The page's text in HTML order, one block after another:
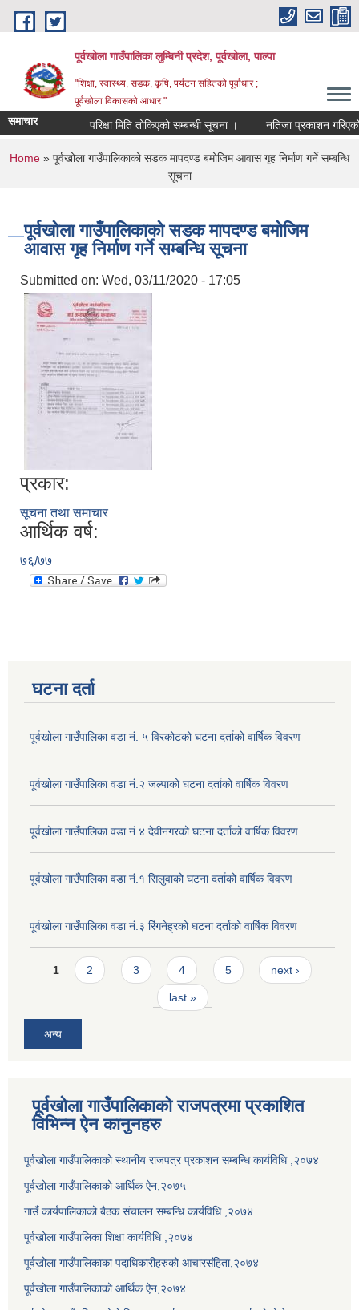
Skip to main content
पूर्वखोला गाउँपालिका लुम्बिनी प्रदेश, पूर्वखोला, पाल्पा
"शिक्षा, स्वास्थ्य, सडक, कृषि, पर्यटन सहितको पूर्वाधार ;
पूर्वखोला विकासको आधार "
समाचार परिक्षा मिति तोकिएको सम्बन्धी सूचना । नतिजा प्रकाशन गरिएको
You are here
Home » पूर्वखोला गाउँपालिकाको सडक मापदण्ड बमोजिम आवास गृह निर्माण गर्ने सम्बन्धि
सूचना
पूर्वखोला गाउँपालिकाको सडक मापदण्ड बमोजिम
आवास गृह निर्माण गर्ने सम्बन्धि सूचना
Submitted on: Wed, 03/11/2020 - 17:05
प्रकार:
सूचना तथा समाचार
आर्थिक वर्ष:
७६/७७
घटना दर्ता
पूर्वखोला गाउँपालिका वडा नं. ५ विरकोटको घटना दर्ताको वार्षिक विवरण
पूर्वखोला गाउँपालिका वडा नं.२ जल्पाको घटना दर्ताको वार्षिक विवरण
पूर्वखोला गाउँपालिका वडा नं.४ देवीनगरको घटना दर्ताको वार्षिक विवरण
पूर्वखोला गाउँपालिका वडा नं.१ सिलुवाको घटना दर्ताको वार्षिक विवरण
पूर्वखोला गाउँपालिका वडा नं.३ रिंगनेह्रको घटना दर्ताको वार्षिक विवरण
Pages
1 2 3 4 5 next ›
last »
अन्य
पूर्वखोला गाउँपालिकाको राजपत्रमा प्रकाशित
विभिन्न ऐन कानुनहरु
पूर्वखोला गाउँपालिकाको स्थानीय राजपत्र प्रकाशन सम्बन्धि कार्यविधि ,२०७४
पूर्वखोला गाउँपालिकाको आर्थिक ऐन,२०७५
गाउँ कार्यपालिकाको बैठक संचालन सम्बन्धि कार्यविधि ,२०७४
पूर्वखोला गाउँपालिका शिक्षा कार्यविधि ,२०७४
पूर्वखोला गाउँपालिकाका पदाधिकारीहरुको आचारसंहिता,२०७४
पूर्वखोला गाउँपालिकाको आर्थिक ऐन,२०७४